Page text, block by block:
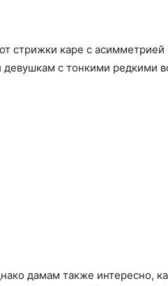
каре с асимметрией
с тонкими редкими
дамам также интересно,